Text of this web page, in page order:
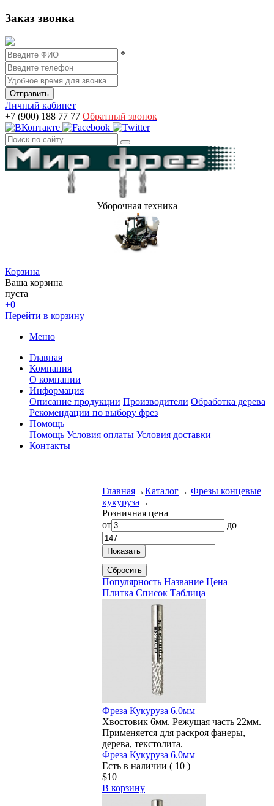
Заказ звонка
*
Личный кабинет
+7 (900) 188 77 77 Обратный звонок
Уборочная техника
Корзина
Ваша корзина
пуста
+0
Перейти в корзину
Меню
Главная
Компания
О компании
Информация
Описание продукции Производители Обработка дерева
Рекомендации по выбору фрез
Помощь
Помощь Условия оплаты Условия доставки
Контакты
Главная→Каталог→ Фрезы концевые
кукуруза →
Розничная цена
от
до
Показать
Сбросить
Популярность Название Цена
Плитка Список Таблица
Фреза Кукуруза 6.0мм
Хвостовик 6мм. Режущая часть 22мм.
Применяется для раскроя фанеры,
дерева, текстолита.
Фреза Кукуруза 6.0мм
Есть в наличии ( 10 )
$10
В корзину